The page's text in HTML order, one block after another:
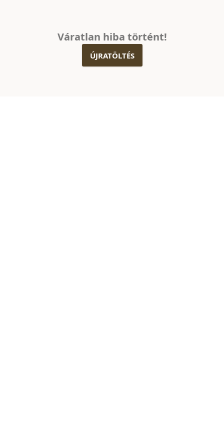
Váratlan hiba történt!
ÚJRATÖLTÉS